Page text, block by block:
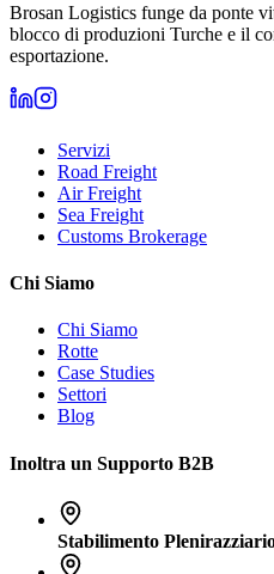
Brosan Logistics funge da ponte
blocco di produzioni Turche e il
esportazione.
Servizi
Road Freight
Air Freight
Sea Freight
Customs Brokerage
Chi Siamo
Chi Siamo
Rotte
Case Studies
Settori
Blog
Inoltra un Supporto B2B
Stabilimento